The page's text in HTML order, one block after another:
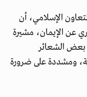
الإسلامي، أن
عن الإيمان، مشيرة
بعض الشعائر
ومشددة على ضرورة